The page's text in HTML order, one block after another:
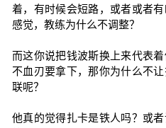
着，有时候会短路，或者或者
感觉，教练为什么不调整？
而这你说把钱波斯换上来代表
不血刃要拿下，那你为什么不
联呢？
他真的觉得扎卡是铁人吗？或